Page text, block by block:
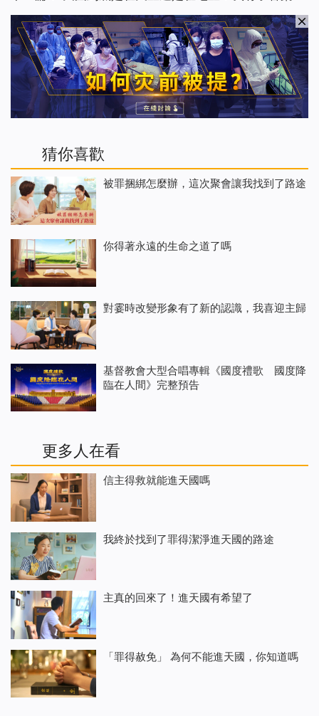
猜你喜歡
被罪捆綁怎麼辦，這次聚會讓我找到了路途
你得著永遠的生命之道了嗎
對霎時改變形象有了新的認識，我喜迎主歸
基督教會大型合唱專輯《國度禮歌 國度降
臨在人間》完整預告
更多人在看
信主得救就能進天國嗎
我終於找到了罪得潔淨進天國的路途
主真的回來了！進天國有希望了
「罪得赦免」 為何不能進天國，你知道嗎